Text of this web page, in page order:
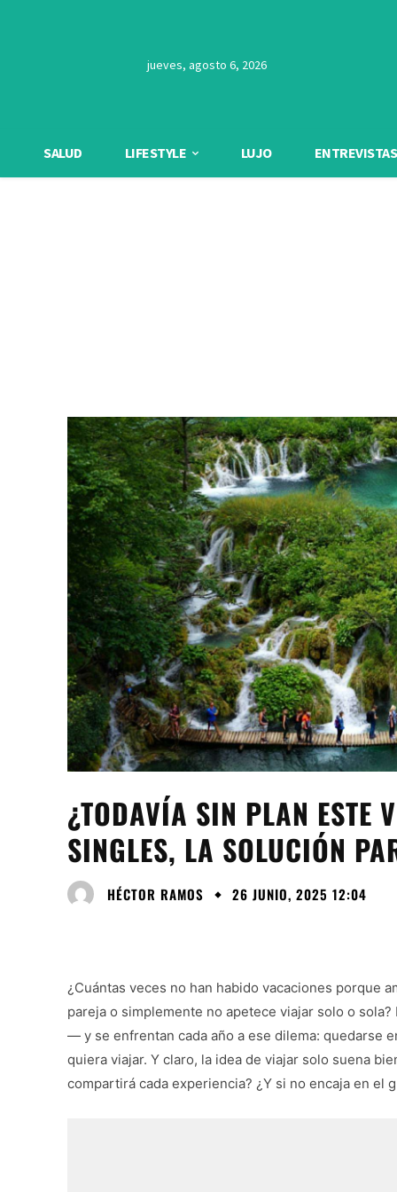
jueves, agosto 6, 2026
SALUD LIFESTYLE LUJO ENTREVISTAS
¿TODAVÍA SIN PLAN ESTE
SINGLES, LA SOLUCIÓN
HÉCTOR RAMOS 26 JUNIO, 2025 12:04
¿Cuántas veces no han habido vacaciones porque
pareja o simplemente no apetece viajar solo o
— y se enfrentan cada año a ese dilema: quedarse
quiera viajar. Y claro, la idea de viajar solo suena
compartirá cada experiencia? ¿Y si no encaja en el